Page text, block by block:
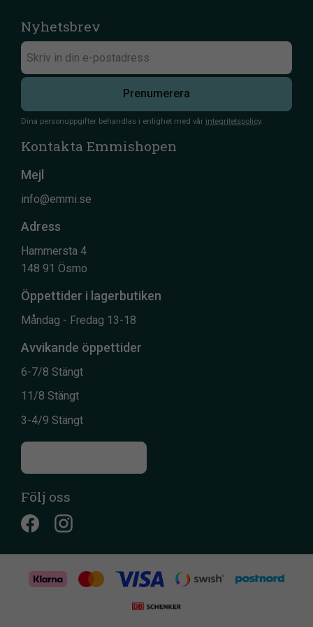
Nyhetsbrev
Prenumerera
Dina personuppgifter behandlas i enlighet med vår integritetspolicy.
Kontakta Emmishopen
Mejl
info@emmi.se
Adress
Hammersta 4
148 91 Ösmo
Öppettider i lagerbutiken
Måndag - Fredag 13-18
Avvikande öppettider
6-7/8 Stängt
11/8 Stängt
3-4/9 Stängt
Följ oss